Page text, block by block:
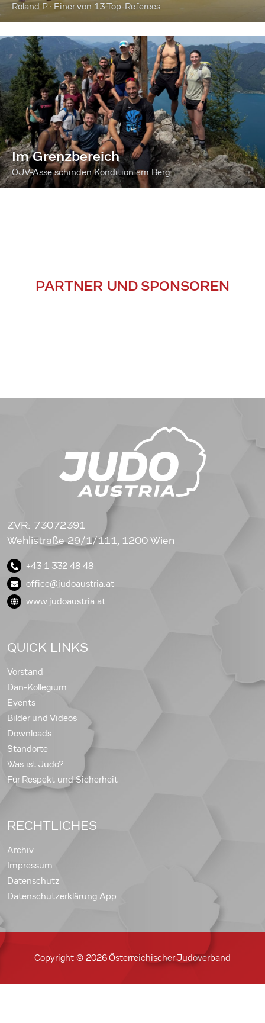
Roland P.: Einer von 13 Top-Referees
Im Grenzbereich
ÖJV-Asse schinden Kondition am Berg
PARTNER UND SPONSOREN
ZVR: 73072391
Wehlistraße 29/1/111, 1200 Wien
+43 1 332 48 48
office@judoaustria.at
www.judoaustria.at
QUICK LINKS
Vorstand
Dan-Kollegium
Events
Bilder und Videos
Downloads
Standorte
Was ist Judo?
Für Respekt und Sicherheit
RECHTLICHES
Archiv
Impressum
Datenschutz
Datenschutzerklärung App
Copyright © 2026 Österreichischer Judoverband